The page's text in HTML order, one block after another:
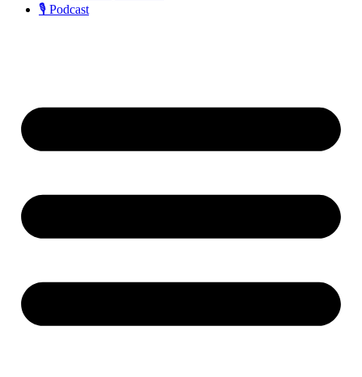
🎙️ Podcast